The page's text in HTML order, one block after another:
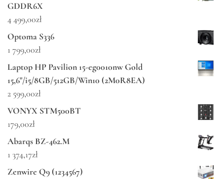
GDDR6X
4 499,00zł
Optoma S336
1 799,00zł
Laptop HP Pavilion 15-eg0010nw Gold
15,6"/i5/8GB/512GB/Win10 (2M0R8EA)
2 599,00zł
VONYX STM500BT
179,00zł
Abarqs BZ-462.M
1 374,17zł
Zenwire Q9 (1234567)